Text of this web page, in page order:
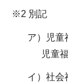
※2 別記
ア）児童
児童
イ）社会